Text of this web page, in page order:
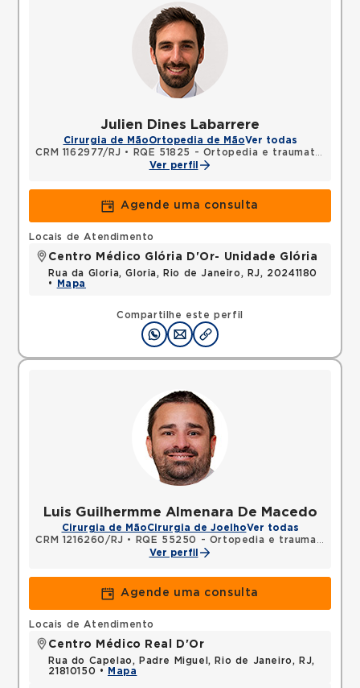
Julien Dines Labarrere
Cirurgia de MãoOrtopedia de MãoVer todas
CRM 1162977/RJ • RQE 51825 - Ortopedia e traumatologia
Ver perfil
Agende uma consulta
Compartilhe este perfil
Locais de Atendimento
Centro Médico Glória D'Or- Unidade Glória
Rua da Gloria, Gloria, Rio de Janeiro, RJ, 20241180
•
Mapa
Luis Guilhermme Almenara De Macedo
Cirurgia de MãoCirurgia de JoelhoVer todas
CRM 1216260/RJ •
RQE 55250 - Ortopedia e traumatologia
Ver perfil
Agende uma consulta
Locais de Atendimento
Centro Médico Real D'Or
Rua do Capelao, Padre Miguel, Rio de Janeiro, RJ,
21810150 •
Mapa